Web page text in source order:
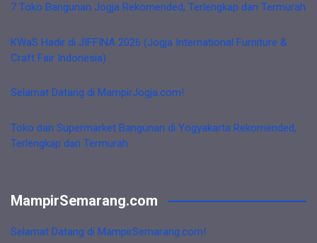
7 Toko Bangunan Jogja Rekomended, Terlengkap dan Termurah
KWaS Hadir di JIFFINA 2026 (Jogja International Furniture &
Craft Fair Indonesia)
Selamat Datang di MampirJogja.com!
Toko dan Supermarket Bangunan di Yogyakarta Rekomended,
Terlengkap dan Termurah
MampirSemarang.com
Selamat Datang di MampirSemarang.com!